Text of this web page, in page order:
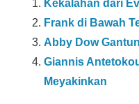
Kekalahan dari
Frank di Bawah
Abby Dow
Giannis
Meyakinkan